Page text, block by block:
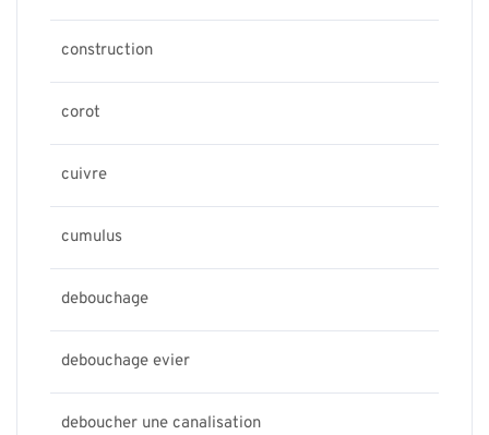
construction
corot
cuivre
cumulus
debouchage
debouchage evier
deboucher une canalisation